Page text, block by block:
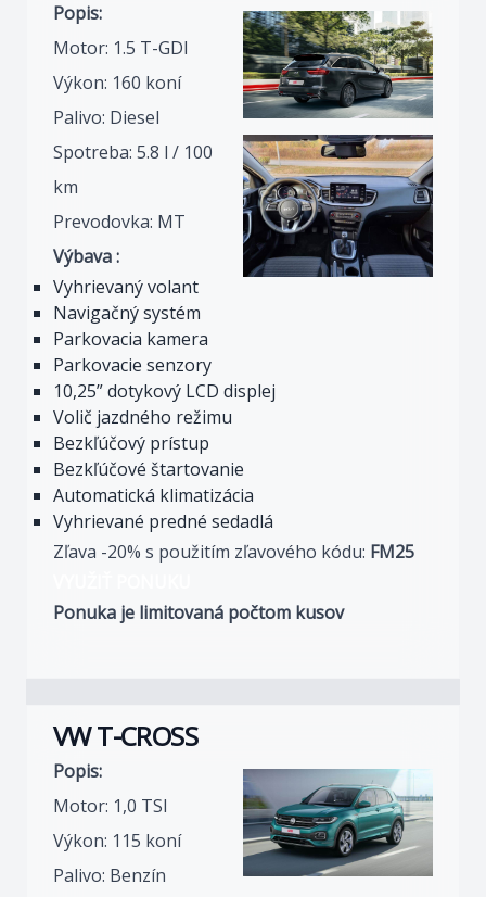
Popis:
Motor: 1.5 T-GDI
Výkon: 160 koní
Palivo: Diesel
Spotreba: 5.8 l / 100
km
Prevodovka: MT
Výbava :
Vyhrievaný volant
Navigačný systém
Parkovacia kamera
Parkovacie senzory
10,25” dotykový LCD displej
Volič jazdného režimu
Bezkľúčový prístup
Bezkľúčové štartovanie
Automatická klimatizácia
Vyhrievané predné sedadlá
Zľava -20% s použitím zľavového kódu: FM25
Ponuka je limitovaná počtom kusov
VW T-CROSS
Popis:
Motor: 1,0 TSI
Výkon: 115 koní
Palivo: Benzín